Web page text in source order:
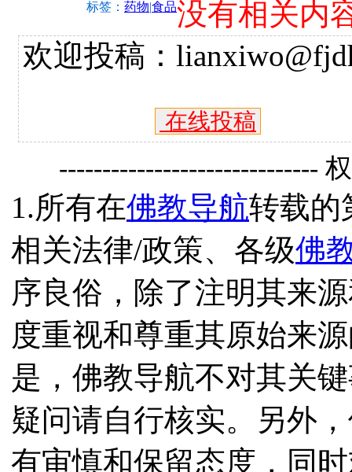
标签： 药物|食品没有相关内
欢迎投稿：
在线投稿
------------------------------
1.所有在佛教导航转载的
相关法律/政策、各级佛
序良俗，除了注明其来
度重视和尊重其原始来
是，佛教导航不对其关
疑问请自行核实。另外
有审慎和保留态度，同